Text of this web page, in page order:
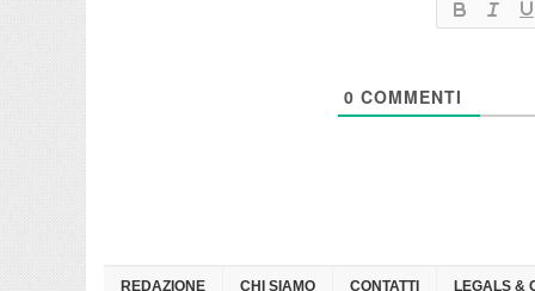
0 COMMENTI
REDAZIONE CHI SIAMO CONTATTI LEGALS &